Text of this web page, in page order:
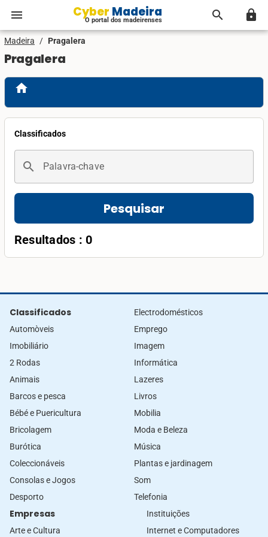
menu Cyber Madeira
O portal dos madeirenses search lock
Madeira / Pragalera
Pragalera
home
Classificados
search Palavra-chave
Pesquisar
Resultados : 0
Classificados
Automòveis
Imobiliário
2 Rodas
Animais
Barcos e pesca
Bébé e Puericultura
Bricolagem
Burótica
Coleccionáveis
Consolas e Jogos
Desporto
Electrodomésticos
Emprego
Imagem
Informática
Lazeres
Livros
Mobilia
Moda e Beleza
Música
Plantas e jardinagem
Som
Telefonia
Empresas
Arte e Cultura
Instituições
Internet e Computadores